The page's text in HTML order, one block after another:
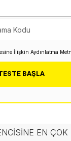
Kodu
İlişkin Aydınlatma
BAŞLA
EN ÇOK